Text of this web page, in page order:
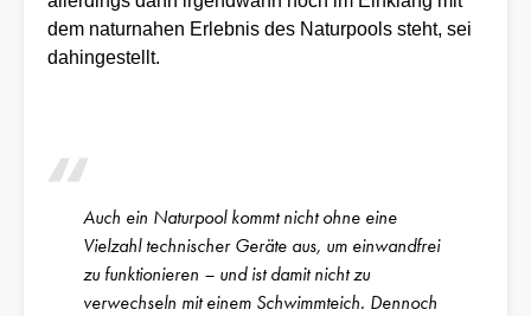
dem naturnahen Erlebnis des Naturpools steht, sei
dahingestellt.
Auch ein Naturpool kommt nicht ohne eine
Vielzahl technischer Geräte aus, um einwandfrei
zu funktionieren – und ist damit nicht zu
verwechseln mit einem Schwimmteich. Dennoch